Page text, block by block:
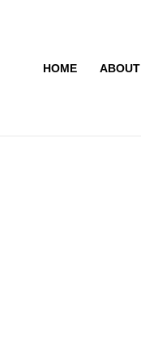
HOME ABOUT